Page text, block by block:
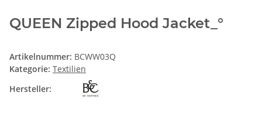
QUEEN Zipped Hood Jacket_°
Artikelnummer: BCWW03Q
Kategorie: Textilien
Hersteller: